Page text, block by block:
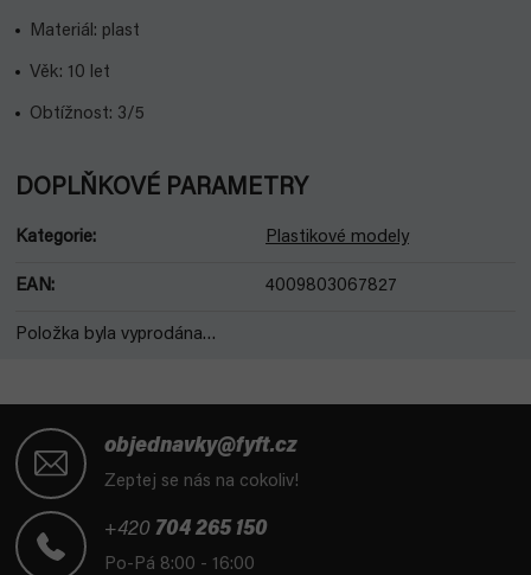
Materiál: plast
Věk: 10 let
Obtížnost: 3/5
DOPLŇKOVÉ PARAMETRY
Kategorie: Plastikové modely
EAN: 4009803067827
Položka byla vyprodána…
objednavky@fyft.cz
Zeptej se nás na cokoliv!
+420 704 265 150
Po-Pá 8:00 - 16:00